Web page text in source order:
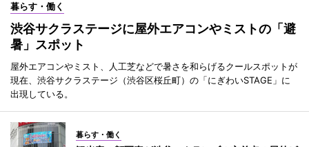
暮らす・働く
渋谷サクラステージに屋外エアコンやミストの「避
暑」スポット
屋外エアコンやミスト、人工芝などで暑さを和らげるクールスポットが
現在、渋谷サクラステージ（渋谷区桜丘町）の「にぎわいSTAGE」に
出現している。
暮らす・働く